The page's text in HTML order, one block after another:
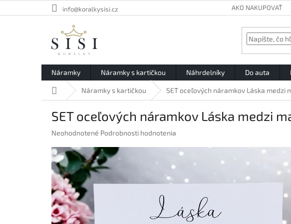
na
info@koralkysisi.cz AKO NAKUPOVAŤ
Náramky Náramky s kartičkou Náhrdelníky Do auta
DomovNáramky s kartičkou SET oceľových náramkov Láska medzi
SET oceľových náramkov Láska medzi
Priemerné
produktu
je
0,0
z
5
hviezdičiek.
Neohodnotené Podrobnosti hodnotenia